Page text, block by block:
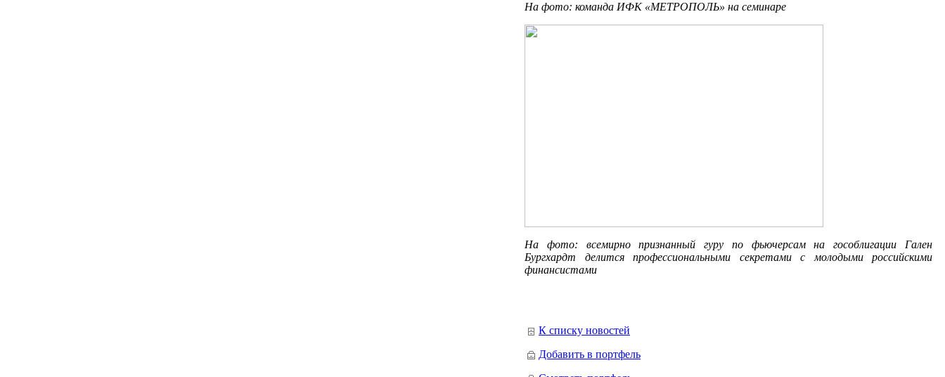
На фото: команда ИФК «МЕТРОПОЛЬ» на семинаре
На фото: всемирно признанный гуру по фьючерсам на гособлигации Гален
Бургхардт делится профессиональными секретами с молодыми российскими
финансистами
К списку новостей
Добавить в портфель